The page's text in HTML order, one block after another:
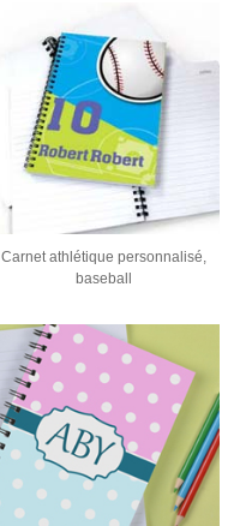
Carnet athlétique personnalisé,
baseball